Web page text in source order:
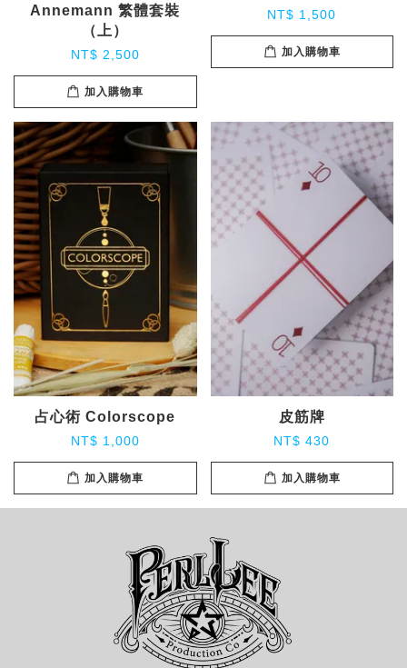
Annemann 繁體套裝
（上）
NT$ 2,500
加入購物車
NT$ 1,500
加入購物車
占心術 Colorscope
NT$ 1,000
加入購物車
皮筋牌
NT$ 430
加入購物車